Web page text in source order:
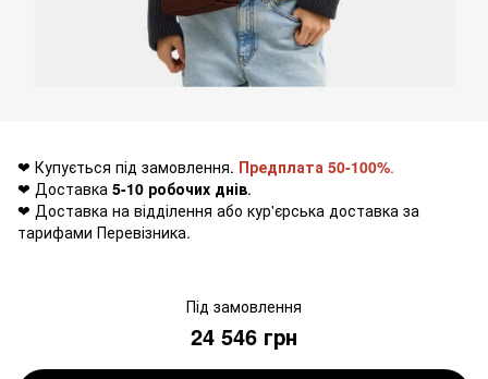
❤ Купується під замовлення. Предплата 50-100%.
❤ Доставка 5-10 робочих днів.
❤ Доставка на відділення або кур'єрська доставка за
тарифами Перевізника.
Під замовлення
24 546 грн